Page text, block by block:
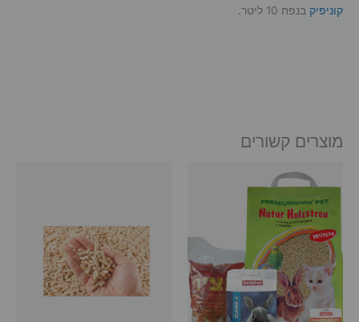
קוניפיק בנפח 10 ליטר.
מוצרים קשורים